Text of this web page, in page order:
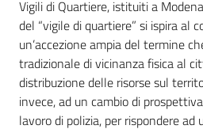
Vigili di Quartiere, istituiti a
del “vigile di quartiere” si ispira al
un’accezione ampia del termine
tradizionale di vicinanza fisica al
distribuzione delle risorse sul
invece, ad un cambio di
lavoro di polizia, per rispondere ad